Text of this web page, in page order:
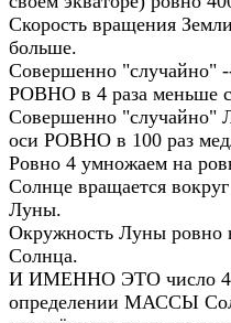
Cкорость вращения
больше.
Совершенно "случайно"
РОВНО в 4 раза меньше
Cовершенно "случайно"
оси РОВНО в 100 раз
Ровно 4 умножаем на
Солнце вращается
Луны.
Окружность Луны ровно
Солнца.
И ИМЕННО ЭТО число
определении МАССЫ